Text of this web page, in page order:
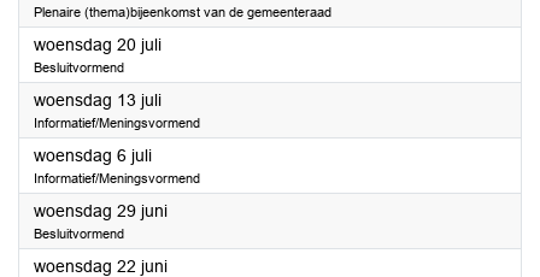
Plenaire (thema)bijeenkomst van de gemeenteraad
woensdag 20 juli2022
Besluitvormend
woensdag 13 juli2022
Informatief/Meningsvormend
woensdag 6 juli2022
Informatief/Meningsvormend
woensdag 29 juni2022
Besluitvormend
woensdag 22 juni2022